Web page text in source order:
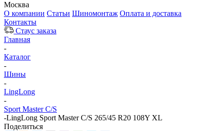
Москва
О компании Статьи Шиномонтаж Оплата и доставка
Контакты
Стаус заказа
Главная
-
Каталог
-
Шины
-
LingLong
-
Sport Master C/S
-LingLong Sport Master C/S 265/45 R20 108Y XL
Поделиться